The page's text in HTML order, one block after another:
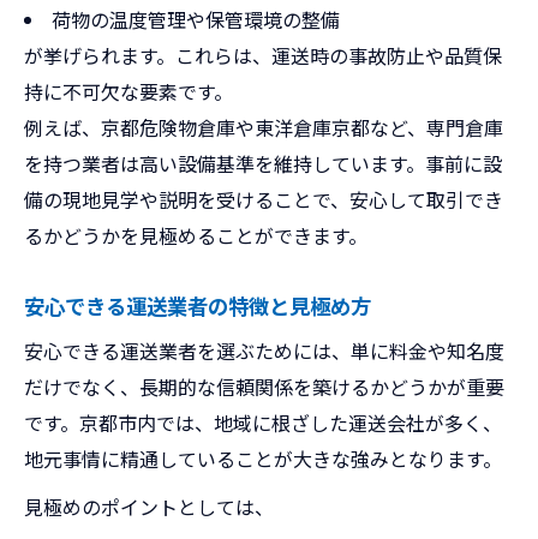
荷物の温度管理や保管環境の整備
が挙げられます。これらは、運送時の事故防止や品質保
持に不可欠な要素です。
例えば、京都危険物倉庫や東洋倉庫京都など、専門倉庫
を持つ業者は高い設備基準を維持しています。事前に設
備の現地見学や説明を受けることで、安心して取引でき
るかどうかを見極めることができます。
安心できる運送業者の特徴と見極め方
安心できる運送業者を選ぶためには、単に料金や知名度
だけでなく、長期的な信頼関係を築けるかどうかが重要
です。京都市内では、地域に根ざした運送会社が多く、
地元事情に精通していることが大きな強みとなります。
見極めのポイントとしては、